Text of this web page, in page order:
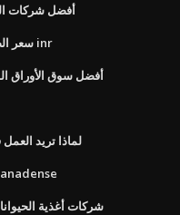
أفضل شركات
سعر الصرف لجميع العملات ل inr
أفضل سوق الأوراق
لماذا تريد
شركات أغذية